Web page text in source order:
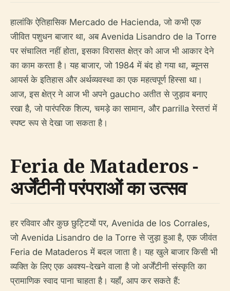
हालांकि ऐतिहासिक Mercado de Hacienda, जो कभी एक
जीवित पशुधन बाजार था, अब Avenida Lisandro de la Torre
पर संचालित नहीं होता, इसका विरासत क्षेत्र को आज भी आकार देने
का काम करता है। यह बाजार, जो 1984 में बंद हो गया था, ब्यूनस
आयर्स के इतिहास और अर्थव्यवस्था का एक महत्वपूर्ण हिस्सा था।
आज, इस क्षेत्र ने आज भी अपने gaucho अतीत से जुड़ाव बनाए
रखा है, जो पारंपरिक शिल्प, चमड़े का सामान, और parrilla रेस्तरां में
स्पष्ट रूप से देखा जा सकता है।
Feria de Mataderos -
अर्जेंटीनी परंपराओं का उत्सव
हर रविवार और कुछ छुट्टियों पर, Avenida de los Corrales,
जो Avenida Lisandro de la Torre से जुड़ा हुआ है, एक जीवंत
Feria de Mataderos में बदल जाता है। यह खुले बाजार किसी भी
व्यक्ति के लिए एक अवश्य-देखने वाला है जो अर्जेंटीनी संस्कृति का
प्रामाणिक स्वाद पाना चाहता है। यहाँ, आप कर सकते हैं: